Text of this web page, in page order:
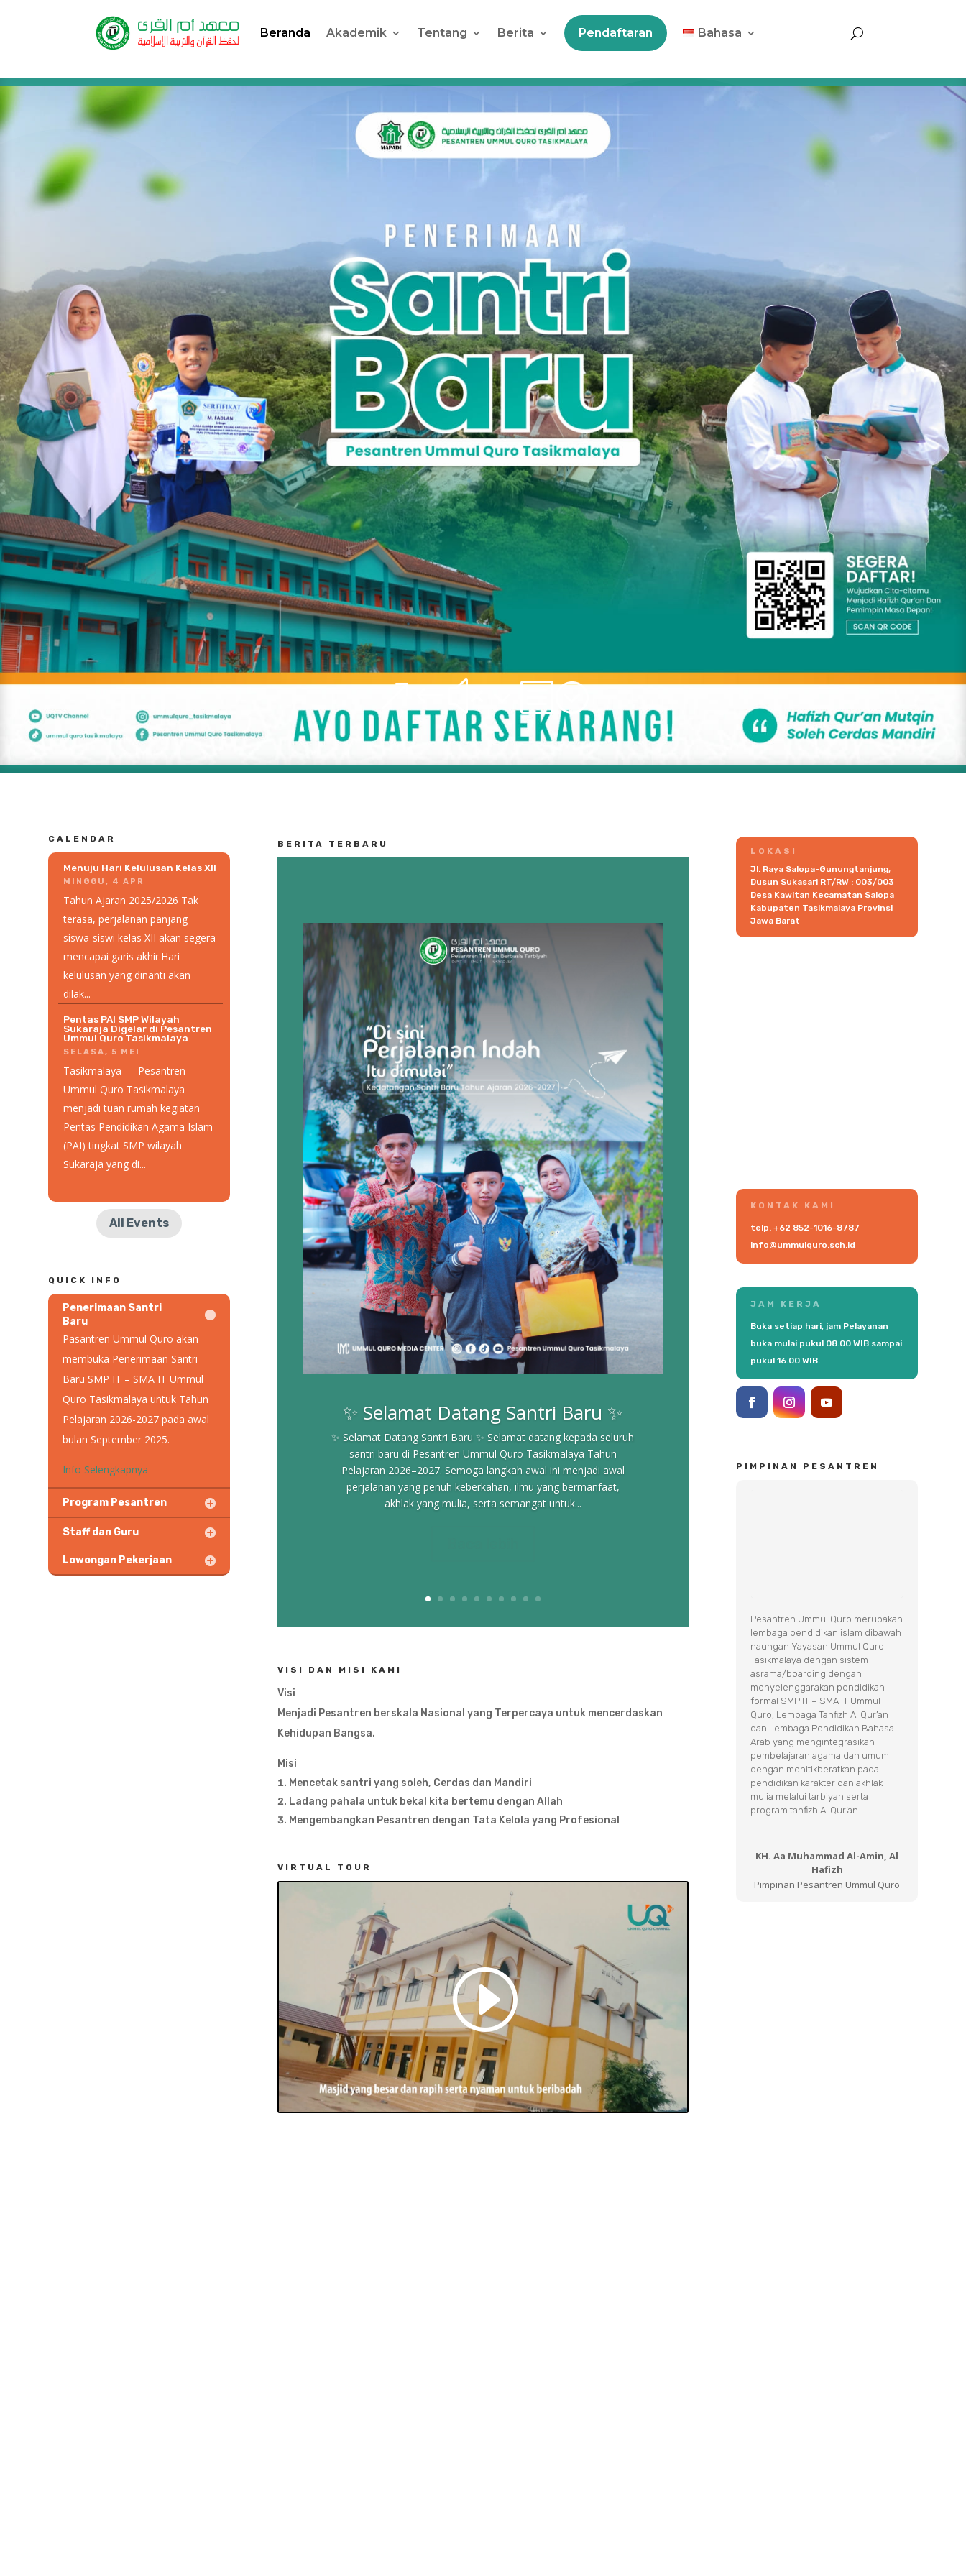
Beranda Akademik Tentang Berita Pendaftaran Bahasa
&#x3b;
CALENDAR
Menuju Hari Kelulusan Kelas XII
MINGGU, 4 APR
Tahun Ajaran 2025/2026 Tak
terasa, perjalanan panjang
siswa-siswi kelas XII akan segera
mencapai garis akhir.Hari
kelulusan yang dinanti akan
dilak...
Pentas PAI SMP Wilayah
Sukaraja Digelar di Pesantren
Ummul Quro Tasikmalaya
SELASA, 5 MEI
Tasikmalaya — Pesantren
Ummul Quro Tasikmalaya
menjadi tuan rumah kegiatan
Pentas Pendidikan Agama Islam
(PAI) tingkat SMP wilayah
Sukaraja yang di...
All Events
QUICK INFO
Penerimaan Santri
Baru
Pasantren Ummul Quro akan
membuka Penerimaan Santri
Baru SMP IT – SMA IT Ummul
Quro Tasikmalaya untuk Tahun
Pelajaran 2026-2027 pada awal
bulan September 2025.
Info Selengkapnya
Program Pesantren
Staff dan Guru
Lowongan Pekerjaan
BERITA TERBARU
✨ Selamat Datang Santri Baru ✨
✨ Selamat Datang Santri Baru ✨ Selamat datang kepada seluruh
santri baru di Pesantren Ummul Quro Tasikmalaya Tahun
Pelajaran 2026–2027. Semoga langkah awal ini menjadi awal
perjalanan yang penuh keberkahan, ilmu yang bermanfaat,
akhlak yang mulia, serta semangat untuk...
VISI DAN MISI KAMI
Visi
Menjadi Pesantren berskala Nasional yang Terpercaya untuk mencerdaskan
Kehidupan Bangsa.
Misi
Mencetak santri yang soleh, Cerdas dan Mandiri
Ladang pahala untuk bekal kita bertemu dengan Allah
Mengembangkan Pesantren dengan Tata Kelola yang Profesional
VIRTUAL TOUR
LOKASI
Jl. Raya Salopa-Gunungtanjung,
Dusun Sukasari RT/RW : 003/003
Desa Kawitan Kecamatan Salopa
Kabupaten Tasikmalaya Provinsi
Jawa Barat
KONTAK KAMI
telp.+62 852-1016-8787
info@ummulquro.sch.id
JAM KERJA
Buka setiap hari, jam Pelayanan
buka mulai pukul 08.00 WIB sampai
pukul 16.00 WIB.
PIMPINAN PESANTREN
Pesantren Ummul Quro merupakan
lembaga pendidikan islam dibawah
naungan Yayasan Ummul Quro
Tasikmalaya dengan sistem
asrama/boarding dengan
menyelenggarakan pendidikan
formal SMP IT – SMA IT Ummul
Quro, Lembaga Tahfizh Al Qur’an
dan Lembaga Pendidikan Bahasa
Arab yang mengintegrasikan
pembelajaran agama dan umum
dengan menitikberatkan pada
pendidikan karakter dan akhlak
mulia melalui tarbiyah serta
program tahfizh Al Qur’an.
KH. Aa Muhammad Al-Amin, Al
Hafizh
Pimpinan Pesantren Ummul Quro